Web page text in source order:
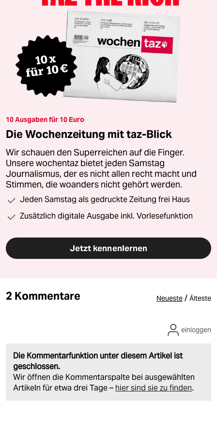
10 Ausgaben für 10 Euro
Die Wochenzeitung mit taz-Blick
Wir schauen den Superreichen auf die Finger.
Unsere wochentaz bietet jeden Samstag
Journalismus, der es nicht allen recht macht und
Stimmen, die woanders nicht gehört werden.
Jeden Samstag als gedruckte Zeitung frei Haus
Zusätzlich digitale Ausgabe inkl. Vorlesefunktion
Jetzt kennenlernen
2 Kommentare Neueste / Älteste
Die Kommentarfunktion unter diesem Artikel ist
geschlossen.
Wir öffnen die Kommentarspalte bei ausgewählten
Artikeln für etwa drei Tage – hier sind sie zu finden.
einloggen